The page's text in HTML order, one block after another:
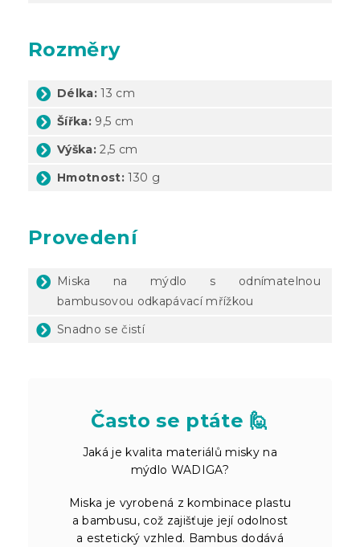
Rozměry
Délka: 13 cm
Šířka: 9,5 cm
Výška: 2,5 cm
Hmotnost: 130 g
Provedení
Miska na mýdlo s odnímatelnou
bambusovou odkapávací mřížkou
Snadno se čistí
Často se ptáte 🙋
Jaká je kvalita materiálů misky na
mýdlo WADIGA?
Miska je vyrobená z kombinace plastu
a bambusu, což zajišťuje její odolnost
a estetický vzhled. Bambus dodává